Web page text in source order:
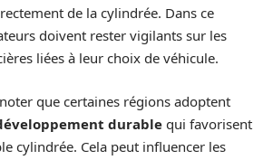
de la cylindrée. Dans ce
doivent rester vigilants sur les
liées à leur choix de véhicule.
que certaines régions adoptent
durablequi favorisent
cylindrée. Cela peut influencer les